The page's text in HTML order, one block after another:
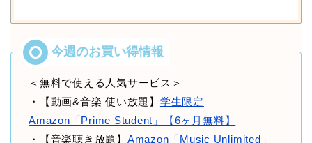
＜無料で使える人気サービス＞
・【動画&音楽 使い放題】 学生限定
Amazon「Prime Student」【6ヶ月無料】
・【音楽聴き放題】 Amazon「Music Unlimited」